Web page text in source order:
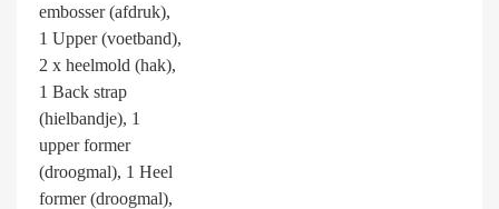
embosser (afdruk),
1 Upper (voetband),
2 x heelmold (hak),
1 Back strap
(hielbandje), 1
upper former
(droogmal), 1 Heel
former (droogmal),